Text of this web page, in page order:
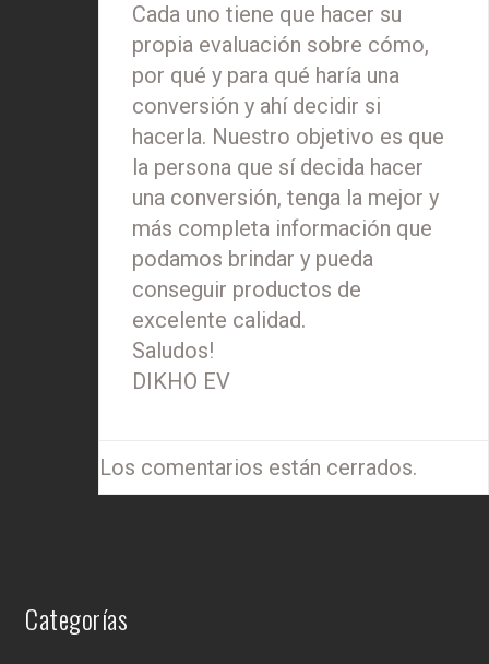
Cada uno tiene que hacer su
propia evaluación sobre cómo,
por qué y para qué haría una
conversión y ahí decidir si
hacerla. Nuestro objetivo es que
la persona que sí decida hacer
una conversión, tenga la mejor y
más completa información que
podamos brindar y pueda
conseguir productos de
excelente calidad.
Saludos!
DIKHO EV
Los comentarios están cerrados.
Categorías